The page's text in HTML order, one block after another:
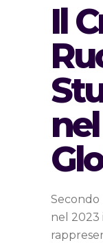
Il
Secondo
nel 2023